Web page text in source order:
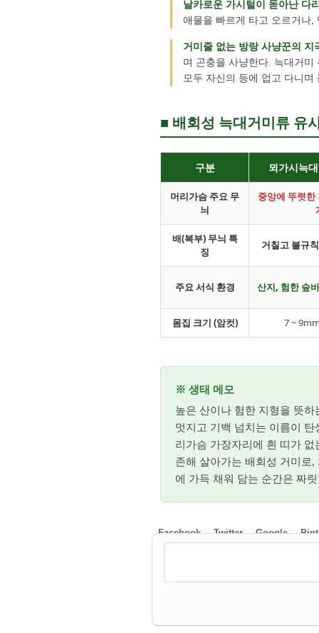
날카로운 가시털이 돋아난 다
애물을 빠르게 타고 오르거나,
거미줄 없는 방랑 사냥꾼의 지
며 곤충을 사냥한다. 늑대거
모두 자신의 등에 업고 다니
■ 배회성 늑대거미류 유
구분 뫼가시늑
머리가슴 주요 무
늬
중앙에 뚜렷한
배(복부) 무늬 특
징
거칠고 불규
주요 서식 환경 산지, 험한 숲
몸집 크기 (암컷) 7 ~
※ 생태 메모
높은 산이나 험한 지형을 뜻
멋지고 기백 넘치는 이름이
리가슴 가장자리에 흰 띠가
존해 살아가는 배회성 거미로
에 가득 채워 담는 순간은 짜
Facebook Twitter Google